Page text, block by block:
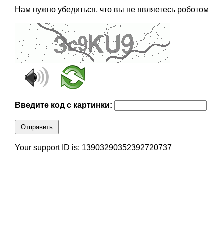
Нам нужно убедиться, что вы не являетесь роботом
Введите код с картинки:
Отправить
Your support ID is: 13903290352392720737